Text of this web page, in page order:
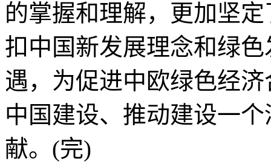
的掌握和理解，更加坚
扣中国新发展理念和绿
遇，为促进中欧绿色经
中国建设、推动建设一
献。(完)